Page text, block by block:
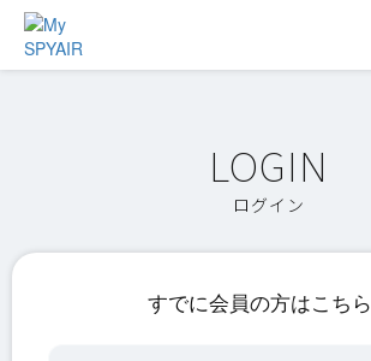
ログイン
すでに会員の方はこちら